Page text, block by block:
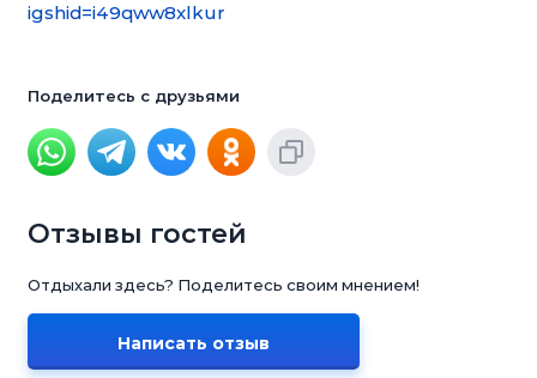
igshid=i49qww8xlkur
Поделитесь с друзьями
Отзывы гостей
Отдыхали здесь? Поделитесь своим мнением!
Написать отзыв